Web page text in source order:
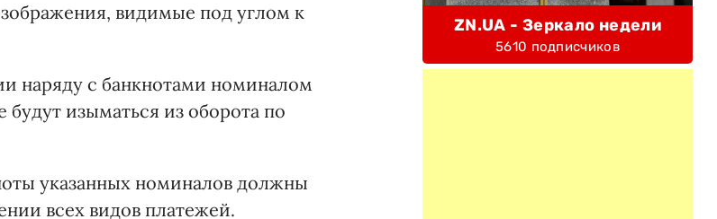
видимые под углом к
наряду с банкнотами номиналом
будут изыматься из оборота по
указанных номиналов должны
всех видов платежей.
ZN.UA - Зеркало недели
5610 подписчиков